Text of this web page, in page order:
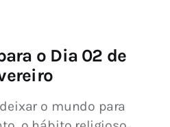
o Dia 02 de
o mundo para